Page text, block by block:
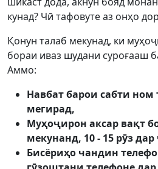
кунад? Чӣ тафовуте аз онҳо
Қонун талаб мекунад, ки
бораи иваз шудани суроғааш
Аммо:
Навбат барои сабти ном
мегирад,
Муҳоҷирон аксар вақт
мекунанд, 10 - 15 рӯз
Бисёриҳо чандин